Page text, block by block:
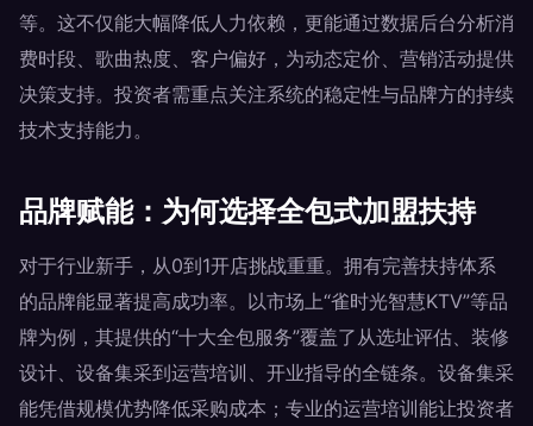
等。这不仅能大幅降低人力依赖，更能通过数据后台分析消
费时段、歌曲热度、客户偏好，为动态定价、营销活动提供
决策支持。投资者需重点关注系统的稳定性与品牌方的持续
技术支持能力。
品牌赋能：为何选择全包式加盟扶持
对于行业新手，从0到1开店挑战重重。拥有完善扶持体系
的品牌能显著提高成功率。以市场上“雀时光智慧KTV”等品
牌为例，其提供的“十大全包服务”覆盖了从选址评估、装修
设计、设备集采到运营培训、开业指导的全链条。设备集采
能凭借规模优势降低采购成本；专业的运营培训能让投资者